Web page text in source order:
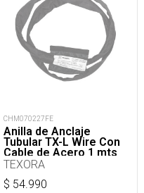
CHM070227FE
Anilla de Anclaje
Tubular TX-L Wire Con
Cable de Acero 1 mts
50kN
TEXORA
$ 54.990